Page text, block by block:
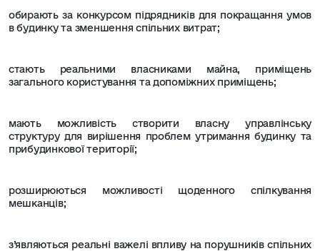
обирають за конкурсом підрядників для покращання умов
в будинку та зменшення спільних витрат;
стають реальними власниками майна, приміщень
загального користування та допоміжних приміщень;
мають можливість створити власну управлінську
структуру для вирішення проблем утримання будинку та
прибудинкової території;
розширюються можливості щоденного спілкування
мешканців;
з’являються реальні важелі впливу на порушників спільних